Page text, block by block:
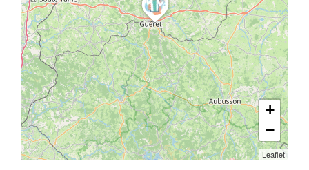
+
−
Leaflet